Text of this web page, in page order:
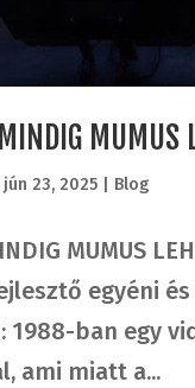
MUMUS
jún 23, 2025 Blog
MUMUS
egyéni
1988-ban egy
ami miatt a...